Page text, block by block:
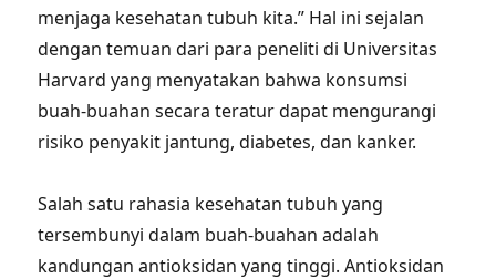
menjaga kesehatan tubuh kita.” Hal ini sejalan
dengan temuan dari para peneliti di Universitas
Harvard yang menyatakan bahwa konsumsi
buah-buahan secara teratur dapat mengurangi
risiko penyakit jantung, diabetes, dan kanker.
Salah satu rahasia kesehatan tubuh yang
tersembunyi dalam buah-buahan adalah
kandungan antioksidan yang tinggi. Antioksidan